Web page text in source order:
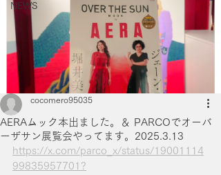
NEWS
AERAムック本出ました。＆ PARCOでオーバ
ーザサン展覧会やってます。2025.3.13
cocomero95035
https://x.com/parco_x/status/19001114
99835957701?